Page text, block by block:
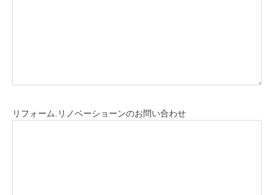
リフォーム.リノベーショーンのお問い合わせ